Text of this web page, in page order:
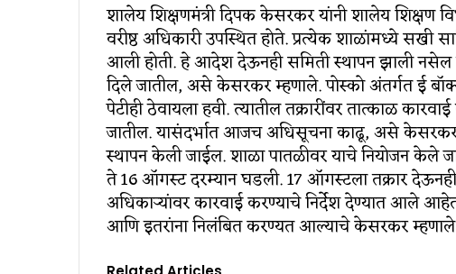
शालेय शिक्षणमंत्री दिपक केसरकर यांनी शालेय शिक्षण
वरीष्ठ अधिकारी उपस्थित होते. प्रत्येक शाळांमध्ये सखी
आली होती. हे आदेश देऊनही समिती स्थापन झाली
दिले जातील, असे केसरकर म्हणाले. पोस्को अंतर्गत ई
पेटीही ठेवायला हवी. त्यातील तक्रारींवर तात्काळ
जातील. यासंदर्भात आजच अधिसूचना काढू, असे केसरकर
स्थापन केली जाईल. शाळा पातळीवर याचे नियोजन केले
ते 16 ऑगस्ट दरम्यान घडली. 17 ऑगस्टला तक्रार
अधिकाऱ्यांवर कारवाई करण्याचे निर्देश देण्यात आले
आणि इतरांना निलंबित करण्यत आल्याचे केसरकर